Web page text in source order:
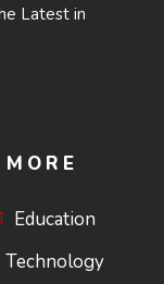
Latest in
MORE
Education
Technology